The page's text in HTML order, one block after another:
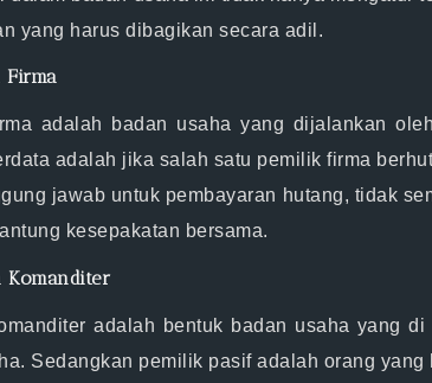
yang harus dibagikan secara adil.
Firma
adalah badan usaha yang dijalankan
adalah jika salah satu pemilik firma
jawab untuk pembayaran hutang, tidak
kesepakatan bersama.
Komanditer
adalah bentuk badan usaha yang
Sedangkan pemilik pasif adalah orang